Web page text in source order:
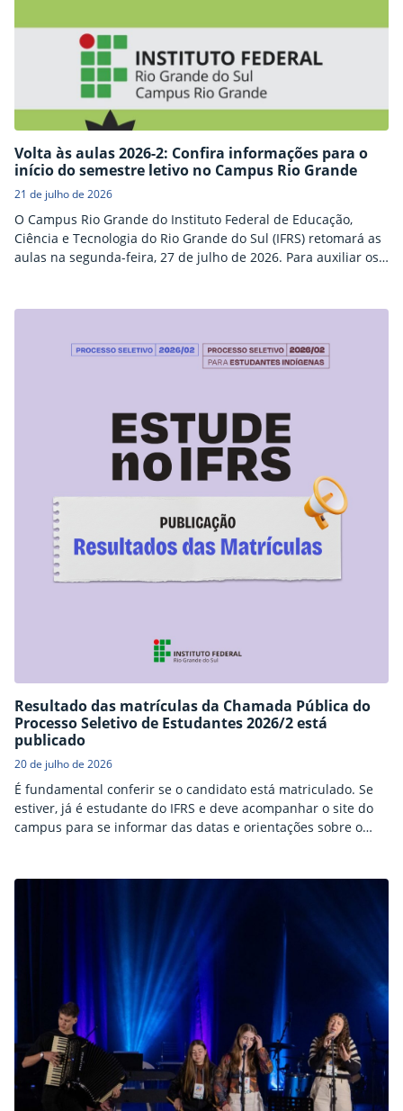
Volta às aulas 2026-2: Confira informações para o
início do semestre letivo no Campus Rio Grande
21 de julho de 2026
O Campus Rio Grande do Instituto Federal de Educação,
Ciência e Tecnologia do Rio Grande do Sul (IFRS) retomará as
aulas na segunda-feira, 27 de julho de 2026. Para auxiliar os
Dúvidas e orientações adicionais sobre as atividades
Resultado das matrículas da Chamada Pública do
Processo Seletivo de Estudantes 2026/2 está
publicado
20 de julho de 2026
É fundamental conferir se o candidato está matriculado. Se
estiver, já é estudante do IFRS e deve acompanhar o site do
campus para se informar das datas e orientações sobre o